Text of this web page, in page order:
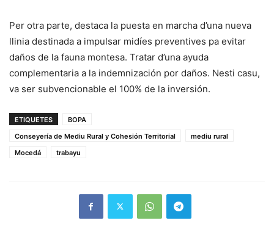
Per otra parte, destaca la puesta en marcha d’una nueva
llinia destinada a impulsar midíes preventives pa evitar
daños de la fauna montesa. Tratar d’una ayuda
complementaria a la indemnización por daños. Nesti casu,
va ser subvencionable el 100% de la inversión.
ETIQUETES
BOPA
Conseyería de Mediu Rural y Cohesión Territorial
mediu rural
Mocedá
trabayu